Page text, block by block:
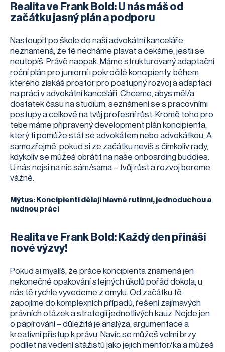
Realita ve Frank Bold: U nás máš od
začátku jasný plán a podporu
Nastoupit po škole do naší advokátní kanceláře
neznamená, že tě necháme plavat a čekáme, jestli se
neutopíš. Právě naopak. Máme strukturovaný adaptační
roční plán pro juniorní i pokročilé koncipienty, během
kterého získáš prostor pro postupný rozvoj a adaptaci
na práci v advokátní kanceláři. Chceme, abys měl/a
dostatek času na studium, seznámení se s pracovními
postupy a celkově na tvůj profesní růst. Kromě toho pro
tebe máme připravený development plán koncipienta,
který ti pomůže stát se advokátem nebo advokátkou. A
samozřejmě, pokud si ze začátku nevíš s čímkoliv rady,
kdykoliv se můžeš obrátit na naše onboarding buddies.
U nás nejsi na nic sám/sama – tvůj růst a rozvoj bereme
vážně.
Mýtus: Koncipienti dělají hlavně rutinní, jednoduchou a
nudnou práci
Realita ve Frank Bold: Každý den přináší
nové výzvy!
Pokud si myslíš, že práce koncipienta znamená jen
nekonečné opakování stejných úkolů pořád dokola, u
nás tě rychle vyvedeme z omylu. Od začátku tě
zapojíme do komplexních případů, řešení zajímavých
právních otázek a strategií jednotlivých kauz. Nejde jen
o papírování – důležitá je analýza, argumentace a
kreativní přístup k právu. Navíc se můžeš velmi brzy
podílet na vedení stážistů jako jejich mentor/ka a můžeš